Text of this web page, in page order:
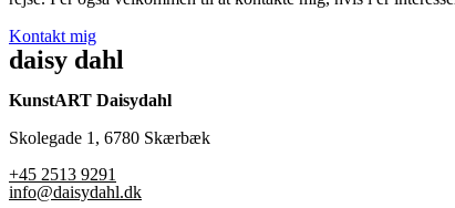
Kontakt mig
daisy dahl
KunstART Daisydahl
Skolegade 1, 6780 Skærbæk
+45 2513 9291
info@daisydahl.dk